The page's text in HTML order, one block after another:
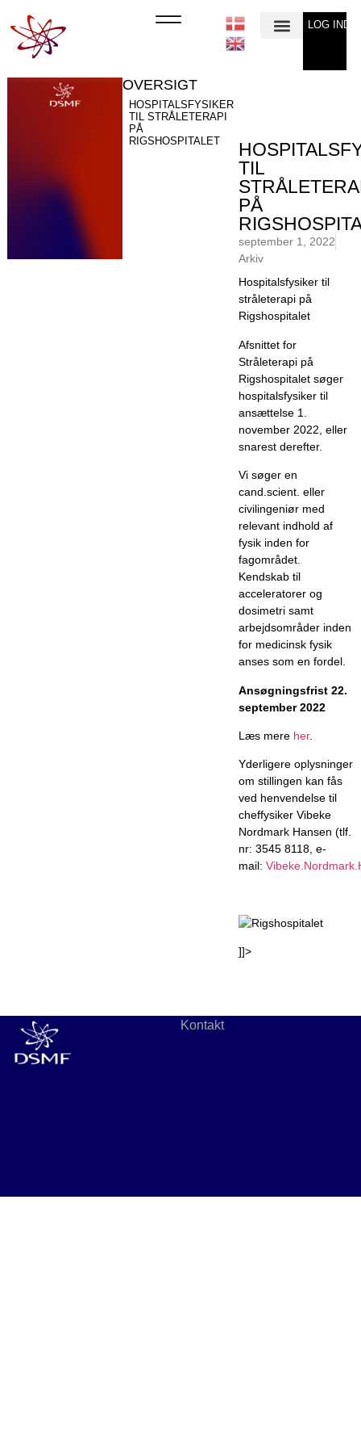
LOG IND
OVERSIGT
HOSPITALSFYSIKER
TIL STRÅLETERAPI
PÅ
RIGSHOSPITALET
TIL
PÅ
september 1, 2022
Arkiv
Hospitalsfysiker til
stråleterapi på
Rigshospitalet
Afsnittet for
Stråleterapi på
Rigshospitalet søger
hospitalsfysiker til
ansættelse 1.
november 2022, eller
snarest derefter.
Vi søger en
cand.scient. eller
civilingeniør med
relevant indhold af
fysik inden for
fagområdet.
Kendskab til
acceleratorer og
dosimetri samt
arbejdsområder inden
for medicinsk fysik
anses som en fordel.
Ansøgningsfrist 22.
september 2022
Læs mere her.
Yderligere oplysninger
om stillingen kan fås
ved henvendelse til
cheffysiker Vibeke
Nordmark Hansen (tlf.
nr: 3545 8118, e-
mail:
]]>
Kontakt